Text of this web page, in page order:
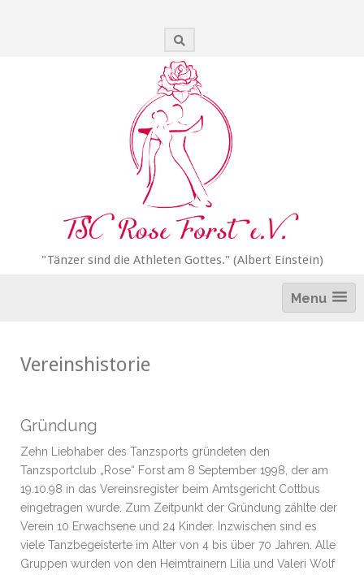
"Tänzer sind die Athleten Gottes." (Albert Einstein)
Menu
Vereinshistorie
Gründung
Zehn Liebhaber des Tanzsports gründeten den
Tanzsportclub „Rose“ Forst am 8 September 1998, der am
19.10.98 in das Vereinsregister beim Amtsgericht Cottbus
eingetragen wurde. Zum Zeitpunkt der Gründung zählte der
Verein 10 Erwachsene und 24 Kinder. Inzwischen sind es
viele Tanzbegeisterte im Alter von 4 bis über 70 Jahren. Alle
Gruppen wurden von den Heimtrainern Lilia und Valeri Wolf